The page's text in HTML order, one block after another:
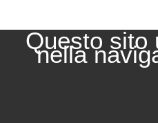
Questo sito
nella